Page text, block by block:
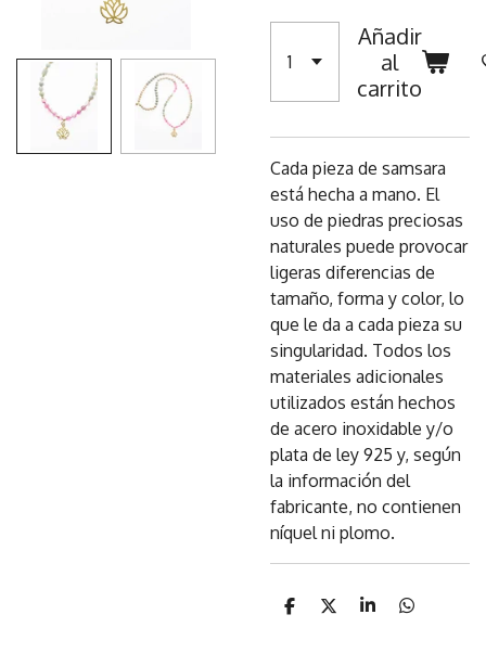
Añadir
al
carrito
Cada pieza de samsara
está hecha a mano. El
uso de piedras preciosas
naturales puede provocar
ligeras diferencias de
tamaño, forma y color, lo
que le da a cada pieza su
singularidad. Todos los
materiales adicionales
utilizados están hechos
de acero inoxidable y/o
plata de ley 925 y, según
la información del
fabricante, no contienen
níquel ni plomo.
C
C
C
C